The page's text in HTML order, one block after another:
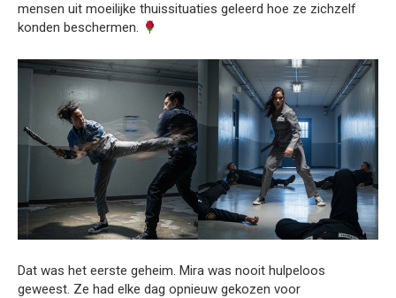
mensen uit moeilijke thuissituaties geleerd hoe ze zichzelf
konden beschermen.
Dat was het eerste geheim. Mira was nooit hulpeloos
geweest. Ze had elke dag opnieuw gekozen voor